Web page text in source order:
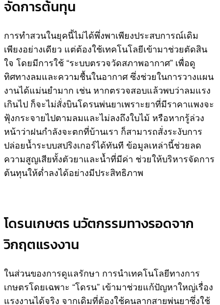
จัดการต้นทุน
การทำสวนในยุคนี้ไม่ได้พึ่งพาเพียงประสบการณ์เดิม
เพียงอย่างเดียว แต่ต้องใช้เทคโนโลยีเข้ามาช่วยตัดสิน
ใจ โดยมีการใช้ “ระบบตรวจวัดสภาพอากาศ” เพื่อดู
ทิศทางลมและความชื้นในอากาศ ซึ่งช่วยในการวางแผน
งานได้แม่นยำมาก เช่น หากตรวจสอบแล้วพบว่าลมแรง
เกินไป ก็จะไม่สั่งบินโดรนพ่นยาเพราะยาที่มีราคาแพงจะ
ฟุ้งกระจายไปตามลมและไม่ลงถึงใบไม้ หรือหากรู้ล่วง
หน้าว่าฝนกำลังจะตกที่บ้านเรา ก็สามารถสั่งระงับการ
ปล่อยน้ำระบบสปริงเกอร์ได้ทันที ข้อมูลเหล่านี้ช่วยลด
ความสูญเสียทั้งตัวยาและน้ำที่มีค่า ช่วยให้บริหารจัดการ
ต้นทุนให้ต่ำลงได้อย่างมีประสิทธิภาพ
โดรนเกษตร นวัตกรรมทางรอดจาก
วิกฤตแรงงาน
ในส่วนของการดูแลรักษา การนำเทคโนโลยีทางการ
เกษตรโดยเฉพาะ “โดรน” เข้ามาช่วยแก้ปัญหาใหญ่เรื่อง
แรงงานได้จริง จากเดิมที่ต้องใช้คนลากสายพ่นยาซึ่งใช้